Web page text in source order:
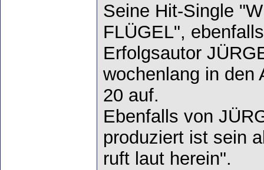
Seine Hit-Single
FLÜGEL",
Erfolgsautor
wochenlang in den
20 auf.
Ebenfalls von
produziert ist sein
ruft laut herein".